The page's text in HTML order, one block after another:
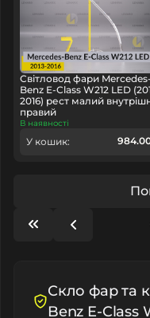
Світловод фари Mercedes-
Benz E-Class W212 LED
2016) рест малий
правий
В наявності
У кошик:
Скло фар та
Benz E-Class